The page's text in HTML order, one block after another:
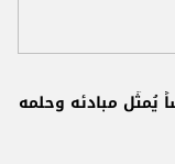
يُمثّل مبادئه وحلمه